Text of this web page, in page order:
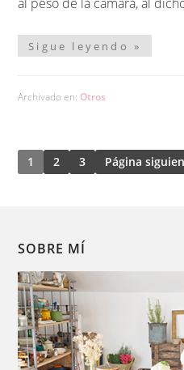
Sigue leyendo »
Archivado en: Otros
1 2 3 Página
SOBRE MÍ